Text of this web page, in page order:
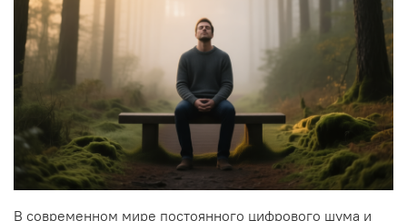
В современном мире постоянного цифрового шума и